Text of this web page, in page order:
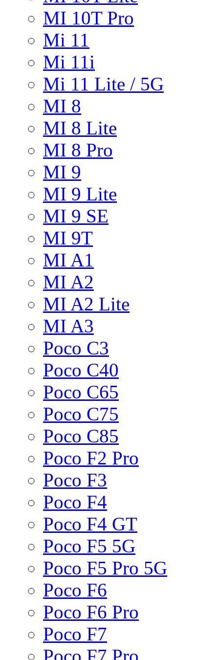
MI 10T Pro
Mi 11
Mi 11i
Mi 11 Lite / 5G
MI 8
MI 8 Lite
MI 8 Pro
MI 9
MI 9 Lite
MI 9 SE
MI 9T
MI A1
MI A2
MI A2 Lite
MI A3
Poco C3
Poco C40
Poco C65
Poco C75
Poco C85
Poco F2 Pro
Poco F3
Poco F4
Poco F4 GT
Poco F5 5G
Poco F5 Pro 5G
Poco F6
Poco F6 Pro
Poco F7
Poco F7 Pro